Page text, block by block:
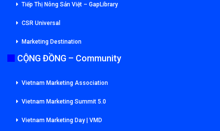
Tiếp Thị Nông Sản Việt – GapLibrary
CSR Universal
Marketing Destination
CỘNG ĐỒNG – Community
Vietnam Marketing Association
Vietnam Marketing Summit 5.0
Vietnam Marketing Day | VMD